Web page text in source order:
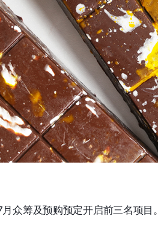
众筹及预购预定开启前三名项目。